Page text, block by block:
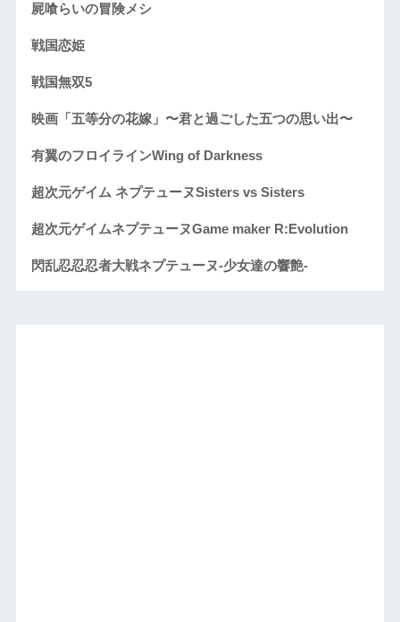
屍喰らいの冒険メシ
戦国恋姫
戦国無双5
映画「五等分の花嫁」〜君と過ごした五つの思い出〜
有翼のフロイラインWing of Darkness
超次元ゲイム ネプテューヌSisters vs Sisters
超次元ゲイムネプテューヌGame maker R:Evolution
閃乱忍忍忍者大戦ネプテューヌ-少女達の響艶-